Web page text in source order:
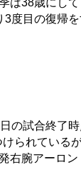
は38歳にし
3度目の復帰
の試合終了時
られている
右腕アーロ